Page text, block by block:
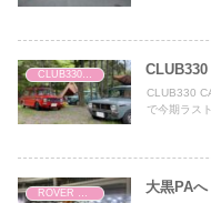
CLUB330 CAMPING
CLUB330
で今期ラス
大黒PAへ